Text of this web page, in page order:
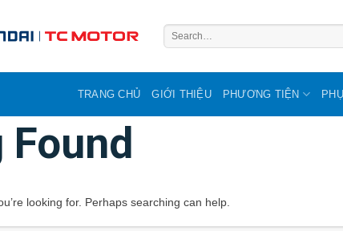
TRANG CHỦ GIỚI THIỆU PHƯƠNG TIỆN
looking for. Perhaps searching can help.